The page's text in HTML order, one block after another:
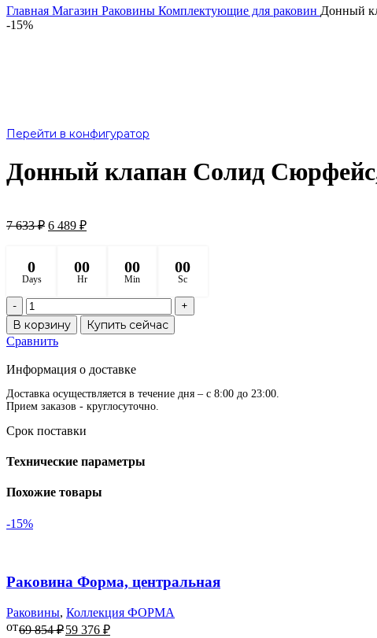
Главная Магазин Раковины Комплектующие для раковин Донный
-15%
Перейти в конфигуратор
Донный клапан Солид
7 633₽ Первоначальная
633 ₽.
6 489 ₽Текущая
489 ₽.
0
Days
00
Hr
00
Min
00
Sc
Количество
товара
Донный
клапан
Сюрфейс,
клак
В корзину Купить сейчас
Сравнить
Информация о доставке
Доставка осуществляется в течение дня – с 8:00 до 23:00.
Прием заказов - круглосуточно.
Срок поставки
Технические параметры
Похожие товары
-15%
Раковина Форма, центральная
Раковины, Коллекция ФОРМА
от69 854₽59 376 ₽